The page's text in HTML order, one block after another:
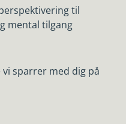
til
mental tilgang
sparrer med dig på